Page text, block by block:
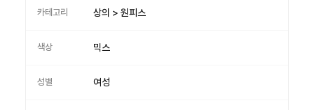
카테고리 상의 > 원피스
색상 믹스
성별 여성